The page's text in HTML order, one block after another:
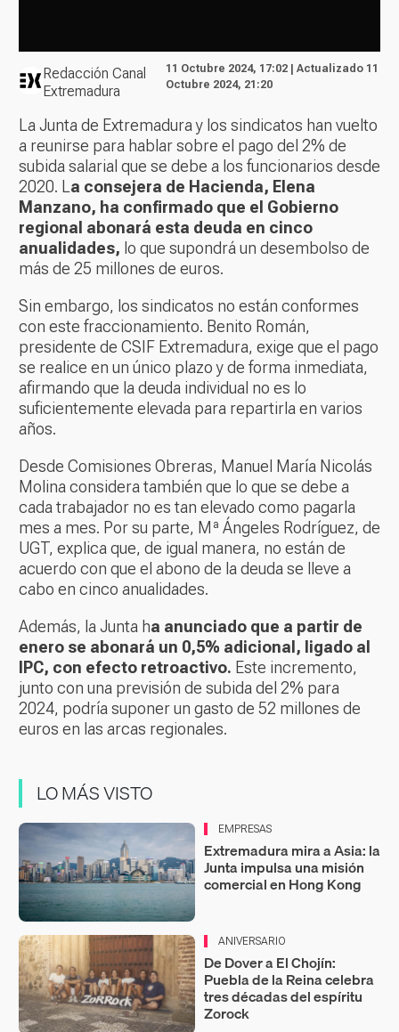
Redacción Canal
Extremadura
11 Octubre 2024, 17:02 | Actualizado 11
Octubre 2024, 21:20
La Junta de Extremadura y los sindicatos han vuelto
a reunirse para hablar sobre el pago del 2% de
subida salarial que se debe a los funcionarios desde
2020. La consejera de Hacienda, Elena
Manzano, ha confirmado que el Gobierno
regional abonará esta deuda en cinco
anualidades, lo que supondrá un desembolso de
más de 25 millones de euros.
Sin embargo, los sindicatos no están conformes
con este fraccionamiento. Benito Román,
presidente de CSIF Extremadura, exige que el pago
se realice en un único plazo y de forma inmediata,
afirmando que la deuda individual no es lo
suficientemente elevada para repartirla en varios
años.
Desde Comisiones Obreras, Manuel María Nicolás
Molina considera también que lo que se debe a
cada trabajador no es tan elevado como pagarla
mes a mes. Por su parte, Mª Ángeles Rodríguez, de
UGT, explica que, de igual manera, no están de
acuerdo con que el abono de la deuda se lleve a
cabo en cinco anualidades.
Además, la Junta ha anunciado que a partir de
enero se abonará un 0,5% adicional, ligado al
IPC, con efecto retroactivo. Este incremento,
junto con una previsión de subida del 2% para
2024, podría suponer un gasto de 52 millones de
euros en las arcas regionales.
LO MÁS VISTO
EMPRESAS
Extremadura mira a Asia: la
Junta impulsa una misión
comercial en Hong Kong
ANIVERSARIO
De Dover a El Chojín:
Puebla de la Reina celebra
tres décadas del espíritu
Zorock